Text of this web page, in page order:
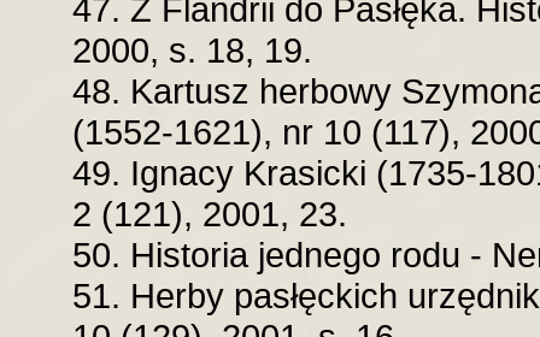
47. Z Flandrii do Pasłęka.
2000, s. 18, 19.
48. Kartusz herbowy
(1552-1621), nr 10 (117),
49. Ignacy Krasicki (1735-
2 (121), 2001, 23.
50. Historia jednego rodu -
51. Herby pasłęckich